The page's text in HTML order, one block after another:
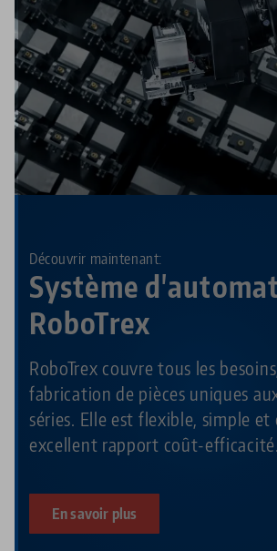
Système
RoboTrex
Découvrir maintenant:
RoboTrex couvre tous les
fabrication de pièces uniques
séries. Elle est flexible, simple
excellent rapport coût-efficacité.
En savoir plus